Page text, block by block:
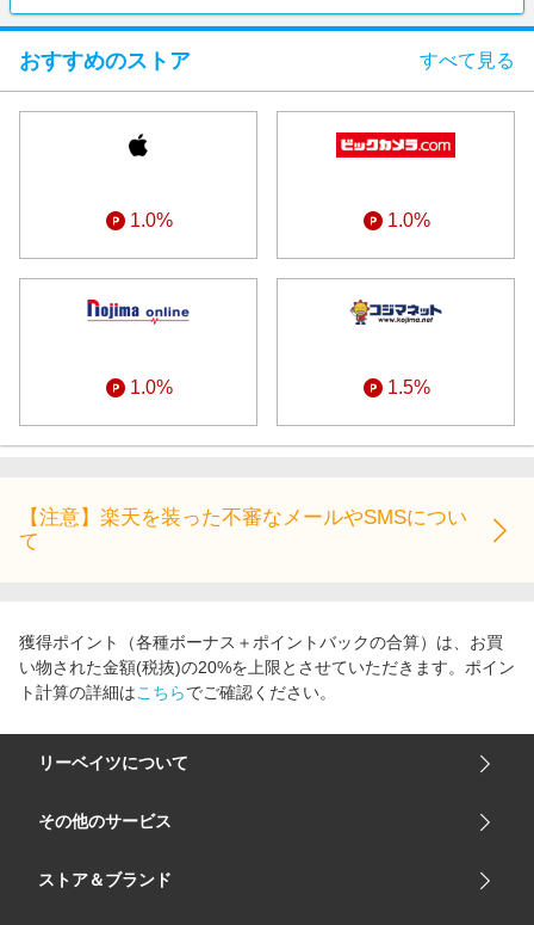
旅行・レジャー・ホテル予約
生活・お役立ち
デジタルコンテンツ
おすすめのストア すべて見る
1.0% 1.0%
1.0% 1.5%
【注意】楽天を装った不審なメールやSMSについ
て
獲得ポイント（各種ボーナス＋ポイントバックの合算）は、お買
い物された金額(税抜)の20%を上限とさせていただきます。ポイン
ト計算の詳細はこちらでご確認ください。
リーベイツについて
会社概要
サイトマップ
その他のサービス
楽天市場
ストア＆ブランド